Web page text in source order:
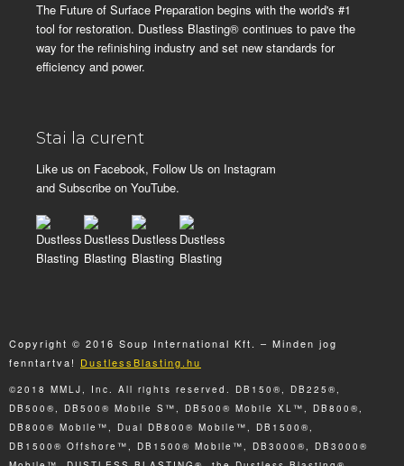
The Future of Surface Preparation begins with the world's #1
tool for restoration. Dustless Blasting® continues to pave the
way for the refinishing industry and set new standards for
efficiency and power.
Stai la curent
Like us on Facebook, Follow Us on Instagram
and Subscribe on YouTube.
Copyright © 2016 Soup International Kft. – Minden jog
fenntartva! DustlessBlasting.hu
©2018 MMLJ, Inc. All rights reserved. DB150®, DB225®,
DB500®, DB500® Mobile S™, DB500® Mobile XL™, DB800®,
DB800® Mobile™, Dual DB800® Mobile™, DB1500®,
DB1500® Offshore™, DB1500® Mobile™, DB3000®, DB3000®